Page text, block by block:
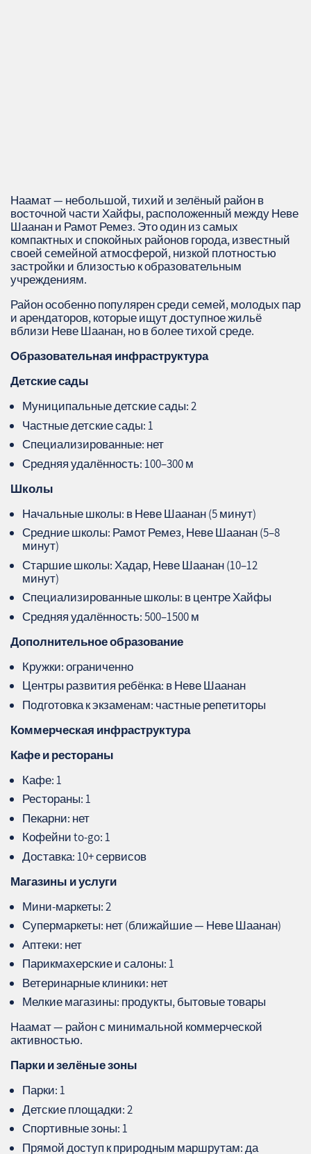
Наамат — небольшой, тихий и зелёный район в
восточной части Хайфы, расположенный между Неве
Шаанан и Рамот Ремез. Это один из самых
компактных и спокойных районов города, известный
своей семейной атмосферой, низкой плотностью
застройки и близостью к образовательным
учреждениям.
Район особенно популярен среди семей, молодых пар
и арендаторов, которые ищут доступное жильё
вблизи Неве Шаанан, но в более тихой среде.
Образовательная инфраструктура
Детские сады
Муниципальные детские сады: 2
Частные детские сады: 1
Специализированные: нет
Средняя удалённость: 100–300 м
Школы
Начальные школы: в Неве Шаанан (5 минут)
Средние школы: Рамот Ремез, Неве Шаанан (5–8
минут)
Старшие школы: Хадар, Неве Шаанан (10–12
минут)
Специализированные школы: в центре Хайфы
Средняя удалённость: 500–1500 м
Дополнительное образование
Кружки: ограниченно
Центры развития ребёнка: в Неве Шаанан
Подготовка к экзаменам: частные репетиторы
Коммерческая инфраструктура
Кафе и рестораны
Кафе: 1
Рестораны: 1
Пекарни: нет
Кофейни to‑go: 1
Доставка: 10+ сервисов
Магазины и услуги
Мини‑маркеты: 2
Супермаркеты: нет (ближайшие — Неве Шаанан)
Аптеки: нет
Парикмахерские и салоны: 1
Ветеринарные клиники: нет
Мелкие магазины: продукты, бытовые товары
Наамат — район с минимальной коммерческой
активностью.
Парки и зелёные зоны
Парки: 1
Детские площадки: 2
Спортивные зоны: 1
Прямой доступ к природным маршрутам: да